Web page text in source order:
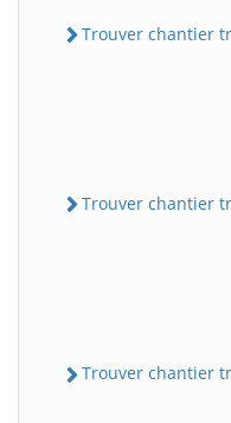
Trouver chantier
Trouver chantier
Trouver chantier